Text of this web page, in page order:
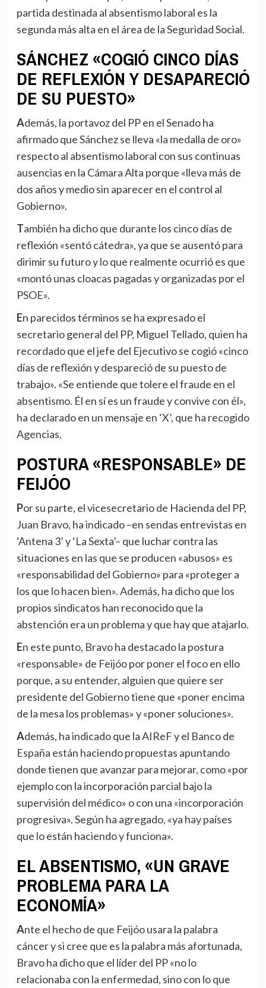
partida destinada al absentismo laboral es la
segunda más alta en el área de la Seguridad Social.
SÁNCHEZ «COGIÓ CINCO DÍAS
DE REFLEXIÓN Y DESAPARECIÓ
DE SU PUESTO»
Además, la portavoz del PP en el Senado ha
afirmado que Sánchez se lleva «la medalla de oro»
respecto al absentismo laboral con sus continuas
ausencias en la Cámara Alta porque «lleva más de
dos años y medio sin aparecer en el control al
Gobierno».
También ha dicho que durante los cinco días de
reflexión «sentó cátedra», ya que se ausentó para
dirimir su futuro y lo que realmente ocurrió es que
«montó unas cloacas pagadas y organizadas por el
PSOE».
En parecidos términos se ha expresado el
secretario general del PP, Miguel Tellado, quien ha
recordado que el jefe del Ejecutivo se cogió «cinco
días de reflexión y despareció de su puesto de
trabajo». «Se entiende que tolere el fraude en el
absentismo. Él en sí es un fraude y convive con él»,
ha declarado en un mensaje en ‘X’, que ha recogido
Agencias.
POSTURA «RESPONSABLE» DE
FEIJÓO
Por su parte, el vicesecretario de Hacienda del PP,
Juan Bravo, ha indicado –en sendas entrevistas en
‘Antena 3’ y ‘La Sexta’– que luchar contra las
situaciones en las que se producen «abusos» es
«responsabilidad del Gobierno» para «proteger a
los que lo hacen bien». Además, ha dicho que los
propios sindicatos han reconocido que la
abstención era un problema y que hay que atajarlo.
En este punto, Bravo ha destacado la postura
«responsable» de Feijóo por poner el foco en ello
porque, a su entender, alguien que quiere ser
presidente del Gobierno tiene que «poner encima
de la mesa los problemas» y «poner soluciones».
Además, ha indicado que la AIReF y el Banco de
España están haciendo propuestas apuntando
donde tienen que avanzar para mejorar, como «por
ejemplo con la incorporación parcial bajo la
supervisión del médico» o con una «incorporación
progresiva». Según ha agregado, «ya hay países
que lo están haciendo y funciona».
EL ABSENTISMO, «UN GRAVE
PROBLEMA PARA LA
ECONOMÍA»
Ante el hecho de que Feijóo usara la palabra
cáncer y si cree que es la palabra más afortunada,
Bravo ha dicho que el líder del PP «no lo
relacionaba con la enfermedad, sino con lo que